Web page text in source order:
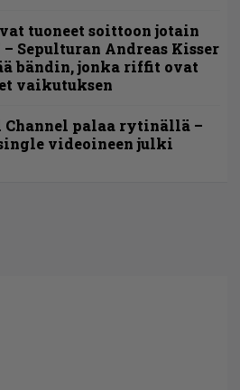
tuoneet soittoon jotain
– Sepulturan Andreas Kisser
bändin, jonka riffit ovat
vaikutuksen
Channel palaa rytinällä –
videoineen julki